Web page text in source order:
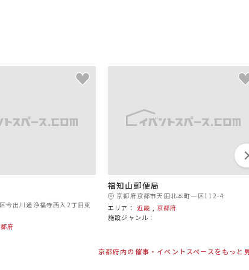
今出川通浄福寺西入2丁目東
府
福知山郵便局
京都府京都市天田北本町一区112-4
エリア： 近畿 , 京都府
施設ジャンル：
京都府内の催事・イベントスペースをもっと